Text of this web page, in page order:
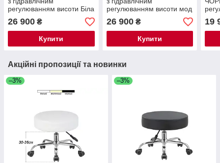
регулюванням висоти Біла
26 900 ₴
Купити
регулюванням висоти мод
234-1 { H 59-77 см }
26 900₴
Купити
19
Акційні пропозиції та новинки
–3% –3%